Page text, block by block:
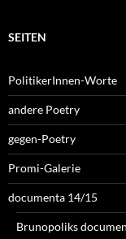
SEITEN
PolitikerInnen-Worte
andere Poetry
gegen-Poetry
Promi-Galerie
documenta 14/15
Brunopoliks